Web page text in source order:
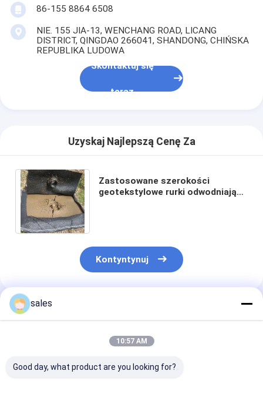
86-155 8864 6508
NIE. 155 JIA-13, WENCHANG ROAD, LICANG
DISTRICT, QINGDAO 266041, SHANDONG, CHIŃSKA
REPUBLIKA LUDOWA
Skontaktuj się
teraz
Uzyskaj Najlepszą Cenę Za
Zastosowane szerokości
geotekstylowe rurki odwodniające
Kontyntynuj
Polecane Produkty
sales
10:57 AM
Good day, what product are you looking for?